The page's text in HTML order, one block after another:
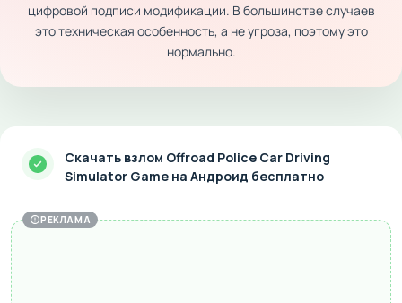
цифровой подписи модификации. В большинстве случаев
это техническая особенность, а не угроза, поэтому это
нормально.
Скачать взлом Offroad Police Car Driving
Simulator Game на Андроид бесплатно
РЕКЛАМА